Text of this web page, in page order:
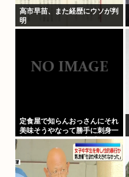
高市早苗、また経歴にウソが判
明
定食屋で知らんおっさんにそれ
美味そうやなって勝手に刺身一
切れ食われたから警察呼んだ